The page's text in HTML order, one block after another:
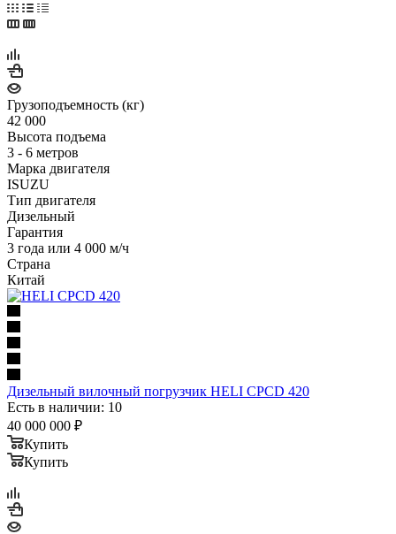
Грузоподъемность (кг)
42 000
Высота подъема
3 - 6 метров
Марка двигателя
ISUZU
Тип двигателя
Дизельный
Гарантия
3 года или 4 000 м/ч
Страна
Китай
Дизельный вилочный погрузчик HELI CPCD 420
Есть в наличии: 10
40 000 000 ₽
Купить
Купить